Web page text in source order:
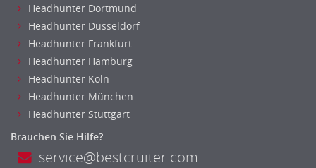
Einkauf
Logistik
Entsorgungslogistik
Fuhrparkmanagement
Lagerlogistik
Einkauf, Materialwirtschaft & Logistik Leitung, Teamleitung
Produktionslogistik
Einkauf, Materialwirtschaft & Logistik Prozessmanagement
Headhunter Dortmund
Headhunter Dusseldorf
Headhunter Frankfurt
Headhunter Hamburg
Headhunter Koln
Headhunter München
Headhunter Stuttgart
Brauchen Sie Hilfe?
service@bestcruiter.com